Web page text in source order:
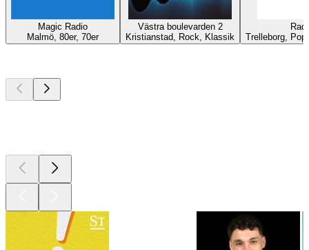
Magic Radio
Malmö, 80er, 70er
Västra boulevarden 2
Kristianstad, Rock, Klassik
Trelleborg,